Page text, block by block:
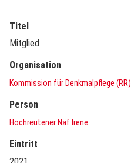
Titel
Mitglied
Organisation
Kommission für Denkmalpflege (RR)
Person
Hochreutener Näf Irene
Eintritt